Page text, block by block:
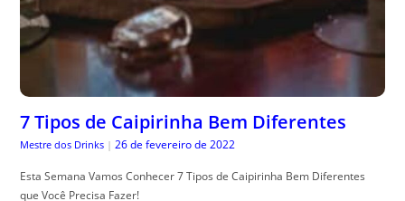
7 Tipos de Caipirinha Bem Diferentes
Mestre dos Drinks | 26 de fevereiro de 2022
Esta Semana Vamos Conhecer 7 Tipos de Caipirinha Bem Diferentes
que Você Precisa Fazer!